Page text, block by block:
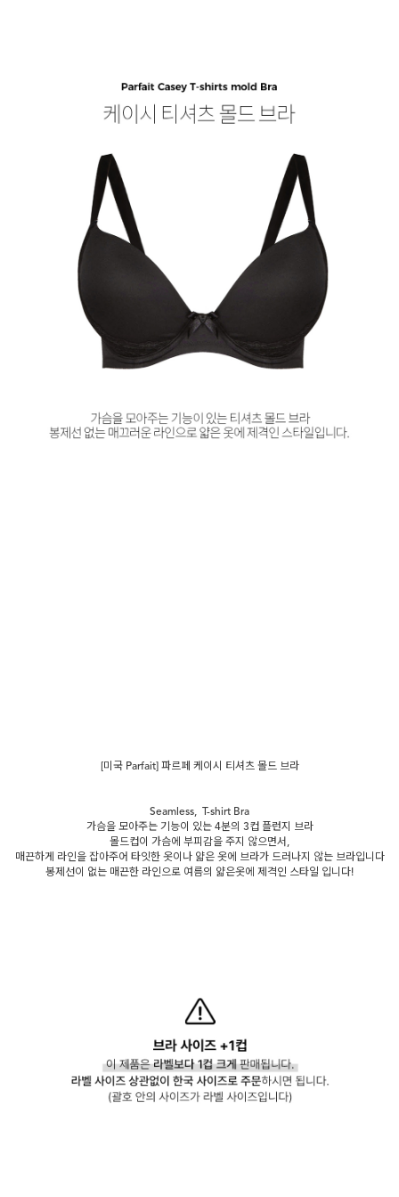
[미국 Parfait] 파르페 케이시 티셔츠 몰드 브라
Seamless, T-shirt Bra
가슴을 모아주는 기능이 있는 4분의 3컵 플런지 브라
몰드컵이 가슴에 부피감을 주지 않으면서,
매끈하게 라인을 잡아주어 타잇한 옷이나 얇은 옷에 브라가 드러나지 않는 브라입니다
봉제선이 없는 매끈한 라인으로 여름의 얇은옷에 제격인 스타일 입니다!